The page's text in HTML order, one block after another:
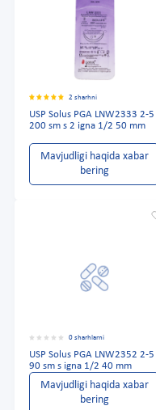
2 sharhni
USP Solus PGA LNW2333 2-5
200 sm s 2 igna 1/2 50 mm
Mavjudligi haqida xabar
bering
0 sharhlarni
USP Solus PGA LNW2352 2-5
90 sm s igna 1/2 40 mm
Mavjudligi haqida xabar
bering